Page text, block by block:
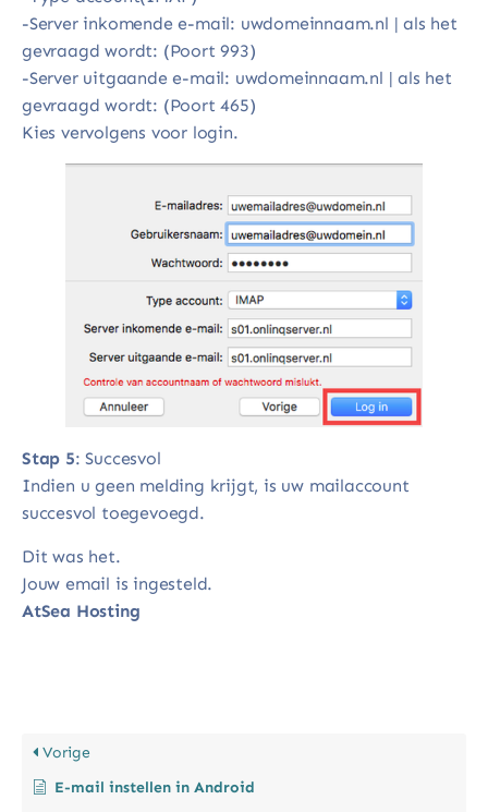
-Server inkomende e-mail: uwdomeinnaam.nl | als het
gevraagd wordt: (Poort 993)
-Server uitgaande e-mail: uwdomeinnaam.nl | als het
gevraagd wordt: (Poort 465)
Kies vervolgens voor login.
Stap 5: Succesvol
Indien u geen melding krijgt, is uw mailaccount
succesvol toegevoegd.
Dit was het.
Jouw email is ingesteld.
AtSea Hosting
Vorige
E-mail instellen in Android